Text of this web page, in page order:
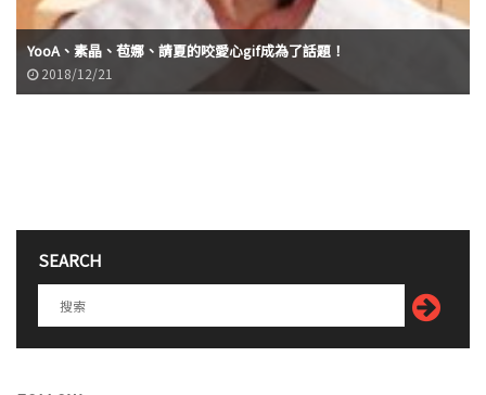
YooA、素晶、苞娜、請夏的咬愛心gif成為了話題！
2018/12/21
SEARCH